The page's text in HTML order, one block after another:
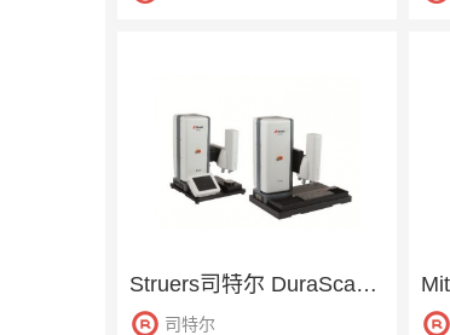
Struers司特尔 DuraScan70 维氏硬度计
司特尔